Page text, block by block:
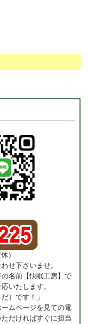
）
せ下さいませ。
名前【快眠工房】で
いたします。
）です！」
ムページを見ての電
だければすぐに担当